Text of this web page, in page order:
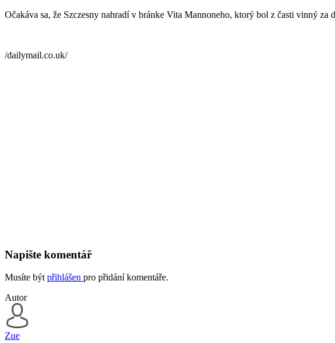
Očakáva sa, že Szczesny nahradí v bránke Vita Mannoneho, ktorý bol z časti vinný
/dailymail.co.uk/
Napište komentář
Musíte být přihlášen pro přidání komentáře.
Autor
Zue